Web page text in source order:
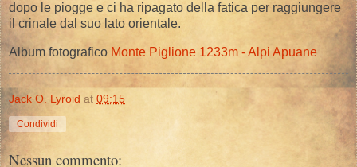
dopo le piogge e ci ha ripagato della fatica per raggiungere
il crinale dal suo lato orientale.
Album fotografico Monte Piglione 1233m - Alpi Apuane
Jack O. Lyroid at 09:15
Condividi
Nessun commento: